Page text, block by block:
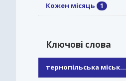
Кожен місяць 1
Ключові слова
тернопільська міськ...